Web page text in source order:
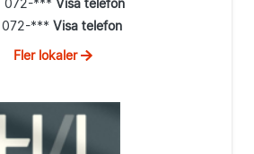
072-*** Visa telefon
072-*** Visa telefon
Fler lokaler